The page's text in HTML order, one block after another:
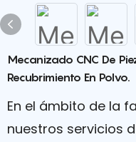
Mecanizado CNC De
Recubrimiento En Polvo.
En el ámbito de la
nuestros servicios